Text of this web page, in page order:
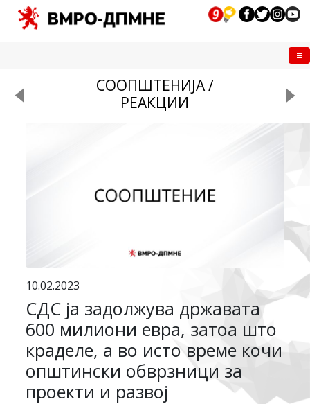
СООПШТЕНИЈА /
РЕАКЦИИ
10.02.2023
СДС ја задолжува државата
600 милиони евра, затоа што
краделе, а во исто време кочи
општински обврзници за
проекти и развој